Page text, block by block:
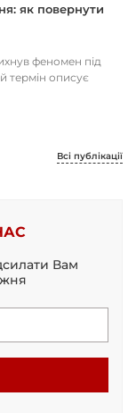
як повернути
феномен під
термін описує
Всі публікації
Вам